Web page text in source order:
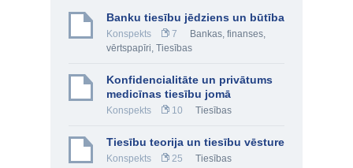
Banku tiesību jēdziens un būtība
Konspekts 7
Bankas, finanses,
vērtspapīri, Tiesības
Konfidencialitāte un privātums
medicīnas tiesību jomā
Konspekts 10 Tiesības
Tiesību teorija un tiesību vēsture
Konspekts 25 Tiesības